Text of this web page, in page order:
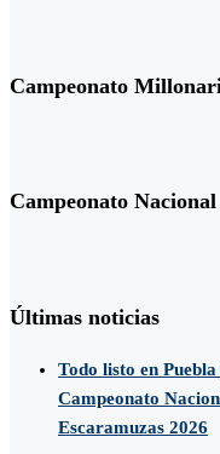
Campeonato
Campeonato
Últimas noticias
Todo listo en
Campeonato
Escaramuzas 2026